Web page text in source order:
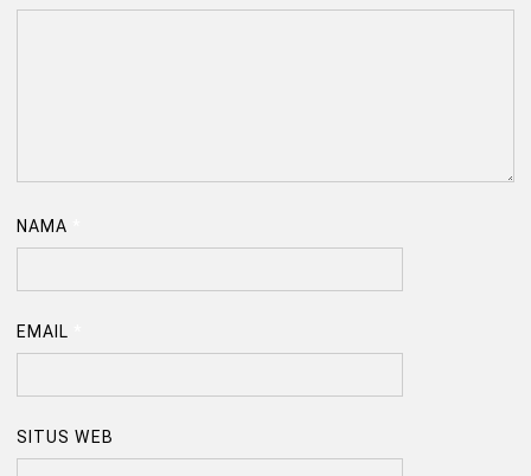
NAMA
EMAIL
SITUS WEB